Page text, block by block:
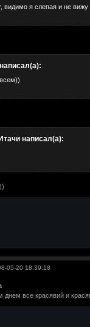
видимо я слепая и не вижу
написал(а):
05-20 18:39:18
днем все красявий и